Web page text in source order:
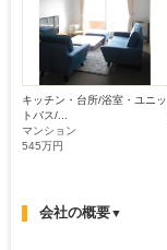
キッチン・台所/浴室・ユニッ
トバス/...
マンション
545万円
会社の概要▼